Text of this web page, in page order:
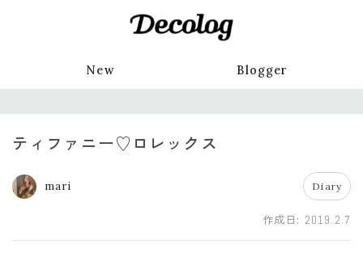
New Blogger
ティファニー♡ロレックス
mari Diary
作成日: 2019.2.7